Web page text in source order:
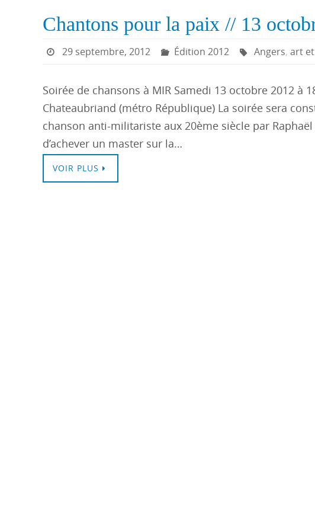
Chantons pour la paix // 13
29 septembre, 2012 Édition 2012 Angers,art
Soirée de chansons à MIR Samedi 13 octobre 2012 à
Chateaubriand (métro République) La soirée sera
chanson anti-militariste aux 20ème siècle par
d’achever un master sur la…
VOIR PLUS